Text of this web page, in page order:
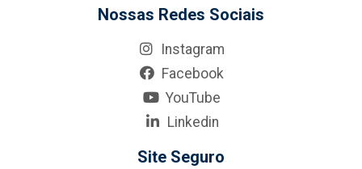
Nossas Redes Sociais
Instagram
Facebook
YouTube
Linkedin
Site Seguro